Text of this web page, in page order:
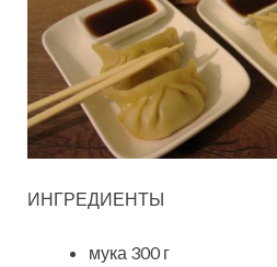
ИНГРЕДИЕНТЫ
мука 300 г